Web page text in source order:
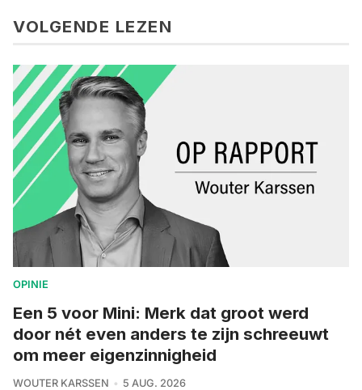
VOLGENDE LEZEN
OPINIE
Een 5 voor Mini: Merk dat groot werd
door nét even anders te zijn schreeuwt
om meer eigenzinnigheid
WOUTER KARSSEN 5 AUG. 2026